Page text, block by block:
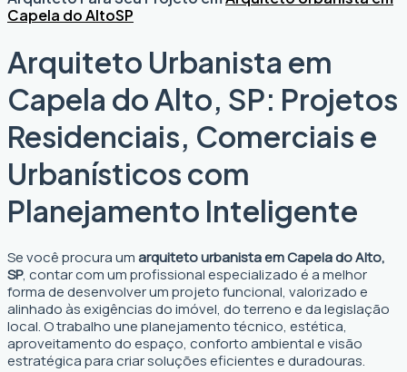
Capela do AltoSP
Arquiteto Urbanista em
Capela do Alto, SP: Projetos
Residenciais, Comerciais e
Urbanísticos com
Planejamento Inteligente
Se você procura umarquiteto urbanista em Capela do Alto,
SP, contar com um profissional especializado é a melhor
forma de desenvolver um projeto funcional, valorizado e
alinhado às exigências do imóvel, do terreno e da legislação
local. O trabalho une planejamento técnico, estética,
aproveitamento do espaço, conforto ambiental e visão
estratégica para criar soluções eficientes e duradouras.